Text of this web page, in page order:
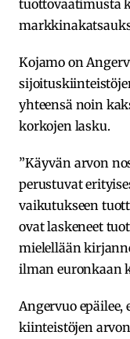
tuottovaatimusta
Kojamo on
yhteensä noin
korkojen lasku.
”Käyvän arvon
perustuvat
vaikutukseen
ovat laskeneet
mielellään
ilman euronkaan
Angervuo epäilee,
kiinteistöjen